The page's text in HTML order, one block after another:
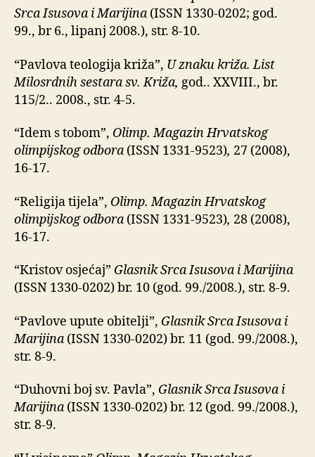
Srca Isusova i Marijina (ISSN 1330-0202; god.
99., br 6., lipanj 2008.), str. 8-10.
“Pavlova teologija križa”, U znaku križa. List
Milosrdnih sestara sv. Križa, god.. XXVIII., br.
115/2.. 2008., str. 4-5.
“Idem s tobom”, Olimp. Magazin Hrvatskog
olimpijskog odbora (ISSN 1331-9523), 27 (2008),
16-17.
“Religija tijela”, Olimp. Magazin Hrvatskog
olimpijskog odbora (ISSN 1331-9523), 28 (2008),
16-17.
“Kristov osjećaj” Glasnik Srca Isusova i Marijina
(ISSN 1330-0202) br. 10 (god. 99./2008.), str. 8-9.
“Pavlove upute obitelji”, Glasnik Srca Isusova i
Marijina (ISSN 1330-0202) br. 11 (god. 99./2008.),
str. 8-9.
“Duhovni boj sv. Pavla”, Glasnik Srca Isusova i
Marijina (ISSN 1330-0202) br. 12 (god. 99./2008.),
str. 8-9.